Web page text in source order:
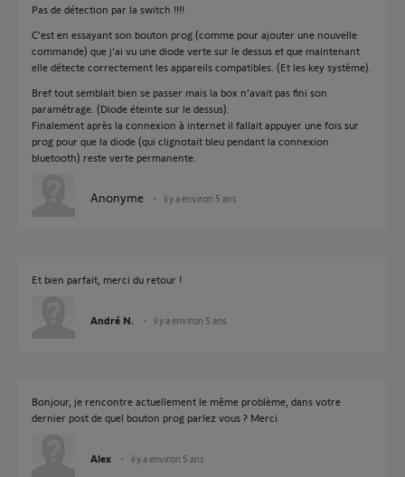
Pas de détection par la switch !!!!
C’est en essayant son bouton prog (comme pour ajouter une nouvelle
commande) que j’ai vu une diode verte sur le dessus et que maintenant
elle détecte correctement les appareils compatibles. (Et les key système).
Bref tout semblait bien se passer mais la box n’avait pas fini son
paramétrage. (Diode éteinte sur le dessus).
Finalement après la connexion à internet il fallait appuyer une fois sur
prog pour que la diode (qui clignotait bleu pendant la connexion
bluetooth) reste verte permanente.
Anonyme il y a environ 5 ans
Et bien parfait, merci du retour !
André N. il y a environ 5 ans
Bonjour, je rencontre actuellement le même problème, dans votre
dernier post de quel bouton prog parlez vous ? Merci
Alex il y a environ 5 ans